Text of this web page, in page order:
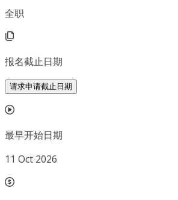
全职
报名截止日期
请求申请截止日期
最早开始日期
11 Oct 2026